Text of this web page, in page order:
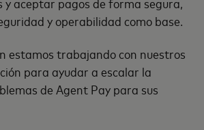
y operabilidad como base.
estamos trabajando con nuestros
para ayudar a escalar la
de Agent Pay para sus